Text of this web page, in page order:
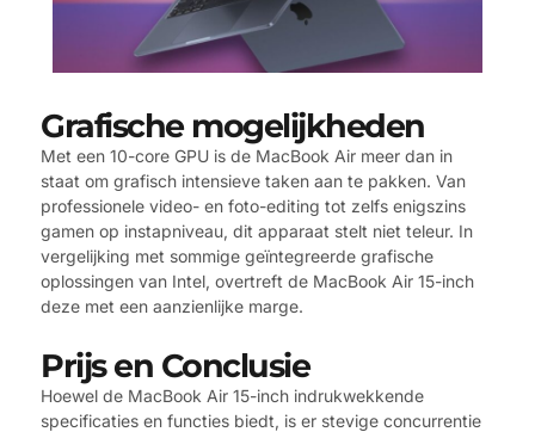
Grafische mogelijkheden
Met een 10-core GPU is de MacBook Air meer dan in
staat om grafisch intensieve taken aan te pakken. Van
professionele video- en foto-editing tot zelfs enigszins
gamen op instapniveau, dit apparaat stelt niet teleur. In
vergelijking met sommige geïntegreerde grafische
oplossingen van Intel, overtreft de MacBook Air 15-inch
deze met een aanzienlijke marge.
Prijs en Conclusie
Hoewel de MacBook Air 15-inch indrukwekkende
specificaties en functies biedt, is er stevige concurrentie